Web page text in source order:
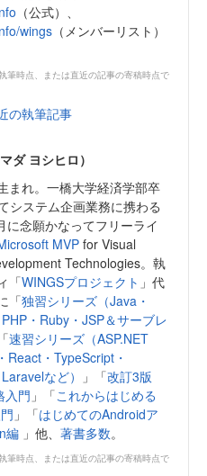
（公式）、
wings （メンバーリスト）
筆時点、または直近の記事の寄稿時点で
の執筆記事
ダ ヨシヒロ）
まれ。一橋大学経済学部卒
システム企画業務に携わる
に念願かなってフリーライ
MVPfor Visual
Technologies。執
「WINGSプロジェクト 」代
「独習シリーズ（Java・
・Ruby・JSP＆サーブレ
速習シリーズ（ASP.NET
React・TypeScript・
など）
」「改訂3版
入門 」「これからはじめる
」「はじめてのAndroidア
編 」他、 著書多数。
筆時点、または直近の記事の寄稿時点で